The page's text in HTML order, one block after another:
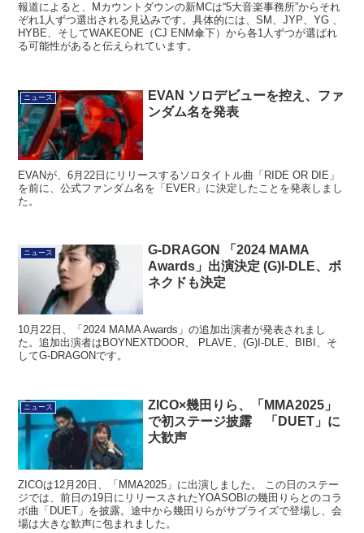
報道によると、Mカウントダウンの新MCは“5大音楽事務所”からそれ
ぞれ1人ずつ選出される見込みです。具体的には、SM、JYP、YG 、
HYBE、そしてWAKEONE（CJ ENM傘下）から各1人ずつが選ばれ
る可能性があると伝えられています。
ニュース
EVAN ソロデビューを控え、ファ
ンダム名を発表
EVANが、6月22日にリリースするソロタイトル曲「RIDE OR DIE」
を前に、公式ファンダム名を「EVER」に決定したことを発表しまし
た。
ニュース
G-DRAGON 「2024 MAMA
Awards」出演決定 (G)I-DLE、ボ
ネクドも決定
10月22日、「2024 MAMA Awards」の追加出演者が発表されまし
た。追加出演者はBOYNEXTDOOR、 PLAVE、(G)I-DLE、BIBI、そ
してG-DRAGONです。
ニュース
ZICO×幾田りら、「MMA2025」
で初ステージ披露 「DUET」に
大歓声
ZICOは12月20日、「MMA2025」に出演しました。 この日のステー
ジでは、前日の19日にリリースされたYOASOBIの幾田りらとのコラ
ボ曲「DUET」を披露。途中から幾田りらがサプライズで登場し、会
場は大きな歓声に包まれました。